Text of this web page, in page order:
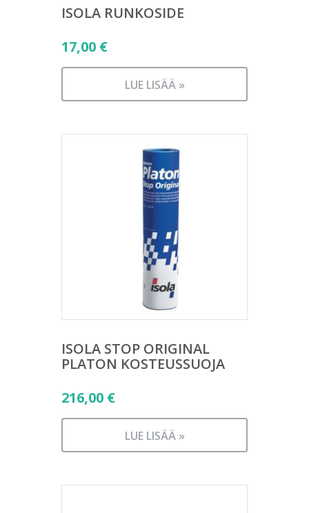
ISOLA RUNKOSIDE
17,00 €
LUE LISÄÄ »
ISOLA STOP ORIGINAL
PLATON KOSTEUSSUOJA
216,00 €
LUE LISÄÄ »